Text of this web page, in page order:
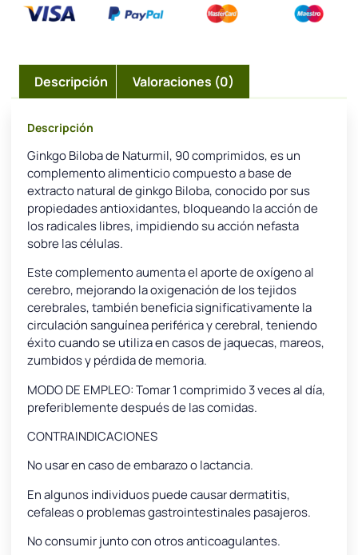
Descripción Valoraciones (0)
Descripción
Ginkgo Biloba de Naturmil, 90 comprimidos, es un
complemento alimenticio compuesto a base de
extracto natural de ginkgo Biloba, conocido por sus
propiedades antioxidantes, bloqueando la acción de
los radicales libres, impidiendo su acción nefasta
sobre las células.
Este complemento aumenta el aporte de oxígeno al
cerebro, mejorando la oxigenación de los tejidos
cerebrales, también beneficia significativamente la
circulación sanguínea periférica y cerebral, teniendo
éxito cuando se utiliza en casos de jaquecas, mareos,
zumbidos y pérdida de memoria.
MODO DE EMPLEO: Tomar 1 comprimido 3 veces al día,
preferiblemente después de las comidas.
CONTRAINDICACIONES
No usar en caso de embarazo o lactancia.
En algunos individuos puede causar dermatitis,
cefaleas o problemas gastrointestinales pasajeros.
No consumir junto con otros anticoagulantes.